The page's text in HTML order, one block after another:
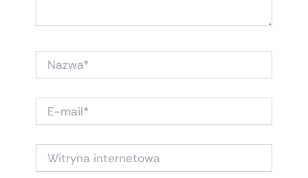
NAZWA*
MAIL*
WITRYNA
INTERNETOWA